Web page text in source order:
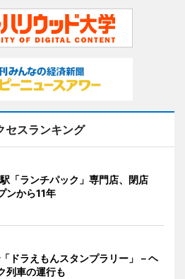
セスランキング
「ランチパック」専門店、閉店
から11年
ドラえもんスタンプラリー」－ヘ
列車の運行も